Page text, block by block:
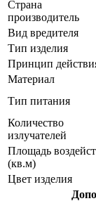
Страна
производитель
Вид вредителя
Тип изделия
Принцип
Материал
Тип питания
Количество
излучателей
Площадь
(кв.м)
Цвет изделия